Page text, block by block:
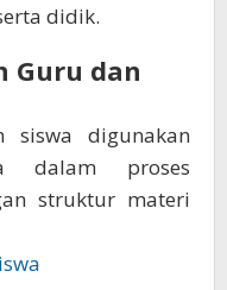
didik.
Guru dan
siswa digunakan
dalam proses
struktur materi